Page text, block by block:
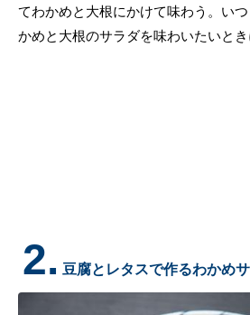
てわかめと大根にかけて味わう。い
かめと大根のサラダを味わいたいとき
2. 豆腐とレタスで作るわかめ